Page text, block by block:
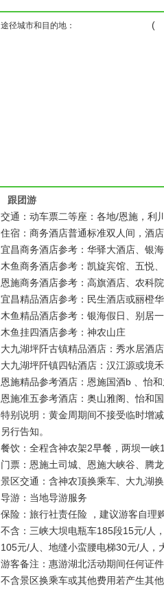
途径城市和目的地： ( ) (
跟团游
交通：动车票二等座：各地/恩施，利
住宿：商务酒店普通标准双人间，酒
宜昌商务酒店参考：华驿大酒店、银
木鱼商务酒店参考：凯旋宾馆、五悦
恩施商务酒店参考：高旗酒店、农科
宜昌精品酒店参考：民生酒店或丽橙
木鱼精品酒店参考：银海假日、别居
木鱼挂四酒店参考：神农山庄
大九湖坪阡古镇精品酒店：秀水居酒
大九湖坪阡镇四钻酒店：汉江源或境
恩施精品参考酒店：恩施国酒b 、怡
恩施准五参考酒店：奥山雅阁、怡和
特别说明：黄金周期间不接受临时增
另行告知。
餐饮：全程含神农架2早餐，两坝一
门票：恩施土司城、恩施大峡谷、腾
景区交通：含神农顶换乘车、大九湖
导游：当地导游服务
保险：旅行社责任险 ，建议游客自理
不含：三峡大坝电瓶车185段15元/人
105元/人、地缝小蛮腰电梯30元/人，
游客备注：惠游湖北活动期间任何证
不含景区换乘车或其他费用若产生其